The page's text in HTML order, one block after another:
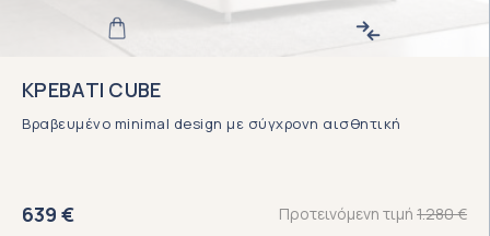
ΚΡΕΒΑΤΙ CUBE
Βραβευμένο minimal design με σύγχρονη αισθητική
1.280€
639 €